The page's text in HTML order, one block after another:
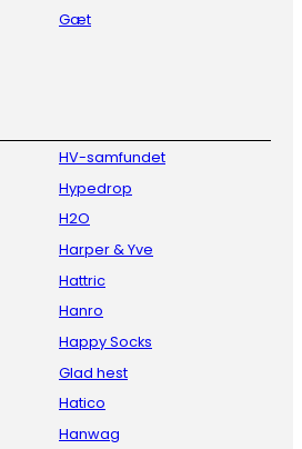
Gæt
HV-samfundet
Hypedrop
H2O
Harper & Yve
Hattric
Hanro
Happy Socks
Glad hest
Hatico
Hanwag